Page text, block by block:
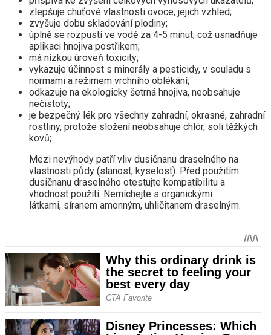
zlepšuje chuťové vlastnosti ovoce, jejich vzhled;
zvyšuje dobu skladování plodiny;
úplně se rozpustí ve vodě za 4-5 minut, což usnadňuje
aplikaci hnojiva postřikem;
má nízkou úroveň toxicity;
vykazuje účinnost s minerály a pesticidy, v souladu s
normami a režimem vrchního oblékání;
odkazuje na ekologicky šetrná hnojiva, neobsahuje
nečistoty;
je bezpečný lék pro všechny zahradní, okrasné, zahradní
rostliny, protože složení neobsahuje chlór, soli těžkých
kovů;
Mezi nevýhody patří vliv dusičnanu draselného na
vlastnosti půdy (slanost, kyselost). Před použitím
dusičnanu draselného otestujte kompatibilitu a
vhodnost použití. Nemíchejte s organickými
látkami, síranem amonným, uhličitanem draselným.